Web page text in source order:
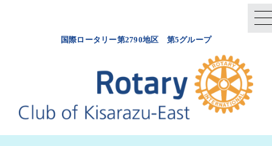
国際ロータリー第2790地区 第5グループ